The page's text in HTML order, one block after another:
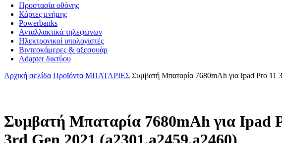
Προστασία οθόνης
Κάρτες μνήμης
Powerbanks
Ανταλλακτικά τηλεφώνων
Ηλεκτρονικοί υπολογιστές
Βιντεοκάμερες & αξεσουάρ
Adapter δικτύου
Αρχική σελίδα Προϊόντα ΜΠΑΤΑΡΙΕΣ Συμβατή Μπαταρία 7680mAh για Ipad Pro 11
Συμβατή Μπαταρία 7680mAh για Ipad
3rd Gen 2021 (a2301,a2459,a2460)